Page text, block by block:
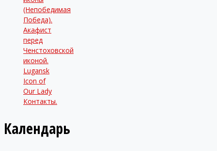
(Непобедимая
Победа).
Акафист
перед
Ченстоховской
иконой.
Lugansk
Icon of
Our Lady
Контакты.
Календарь